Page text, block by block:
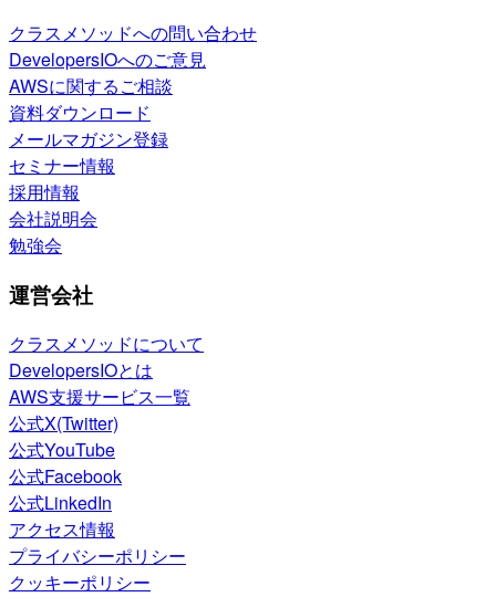
クラスメソッドへの問い合わせ
DevelopersIOへのご意見
AWSに関するご相談
資料ダウンロード
メールマガジン登録
セミナー情報
採用情報
会社説明会
勉強会
運営会社
クラスメソッドについて
DevelopersIOとは
AWS支援サービス一覧
公式X(Twitter)
公式YouTube
公式Facebook
公式LinkedIn
アクセス情報
プライバシーポリシー
クッキーポリシー